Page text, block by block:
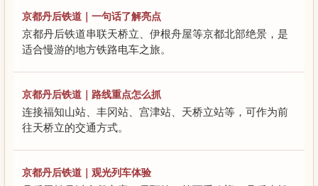
京都丹后铁道｜一句话了解亮点
京都丹后铁道串联天桥立、伊根舟屋等京都北部绝景，是
适合慢游的地方铁路电车之旅。
京都丹后铁道｜路线重点怎么抓
连接福知山站、丰冈站、宫津站、天桥立站等，可作为前
往天桥立的交通方式。
京都丹后铁道｜观光列车体验